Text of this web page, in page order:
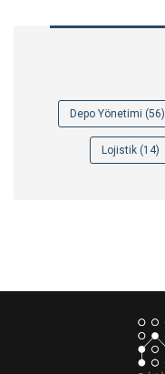
Depo Yönetimi (56)
Lojistik (14)